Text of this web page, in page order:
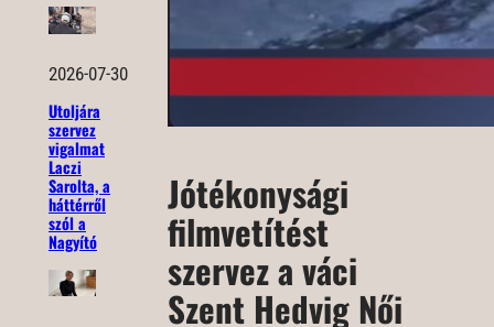
2026-07-30
Utoljára
szervez
vigalmat
Laczi
Sarolta, a
háttérről
szól a
Nagyító
Jótékonysági
filmvetítést
szervez a váci
Szent Hedvig Női